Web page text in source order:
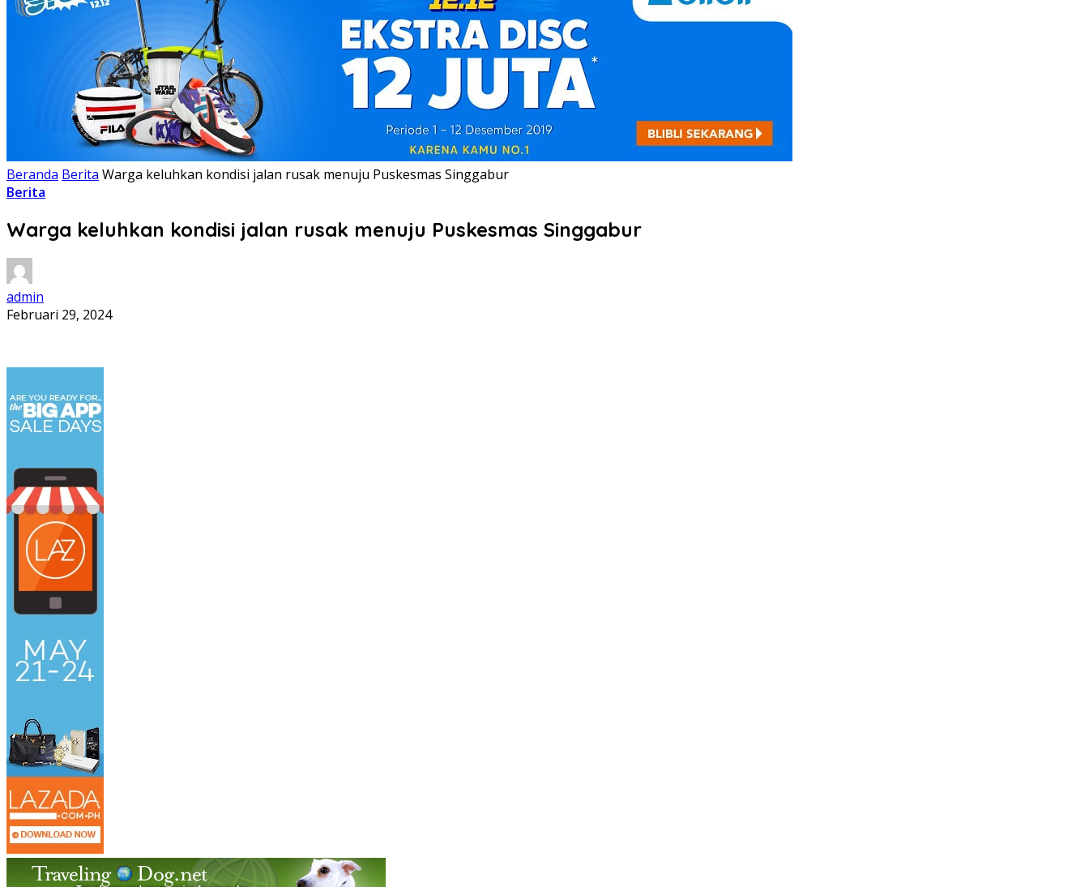
Beranda Berita Warga keluhkan kondisi jalan rusak menuju Puskesmas Singgabur
Berita
Warga keluhkan kondisi jalan rusak menuju Puskesmas Singgabur
admin
Februari 29, 2024